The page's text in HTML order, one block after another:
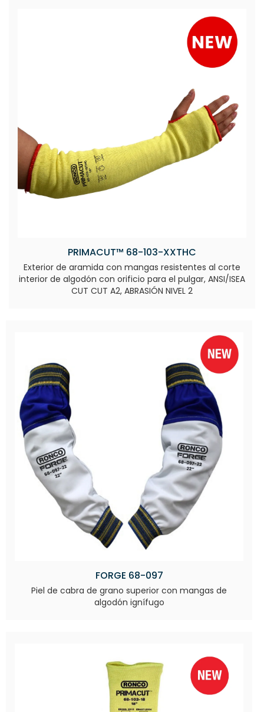
PRIMACUT™ 68-103-XXTHC
Exterior de aramida con mangas resistentes al corte
interior de algodón con orificio para el pulgar, ANSI/ISEA
CUT CUT A2, ABRASIÓN NIVEL 2
FORGE 68-097
Piel de cabra de grano superior con mangas de
algodón ignífugo